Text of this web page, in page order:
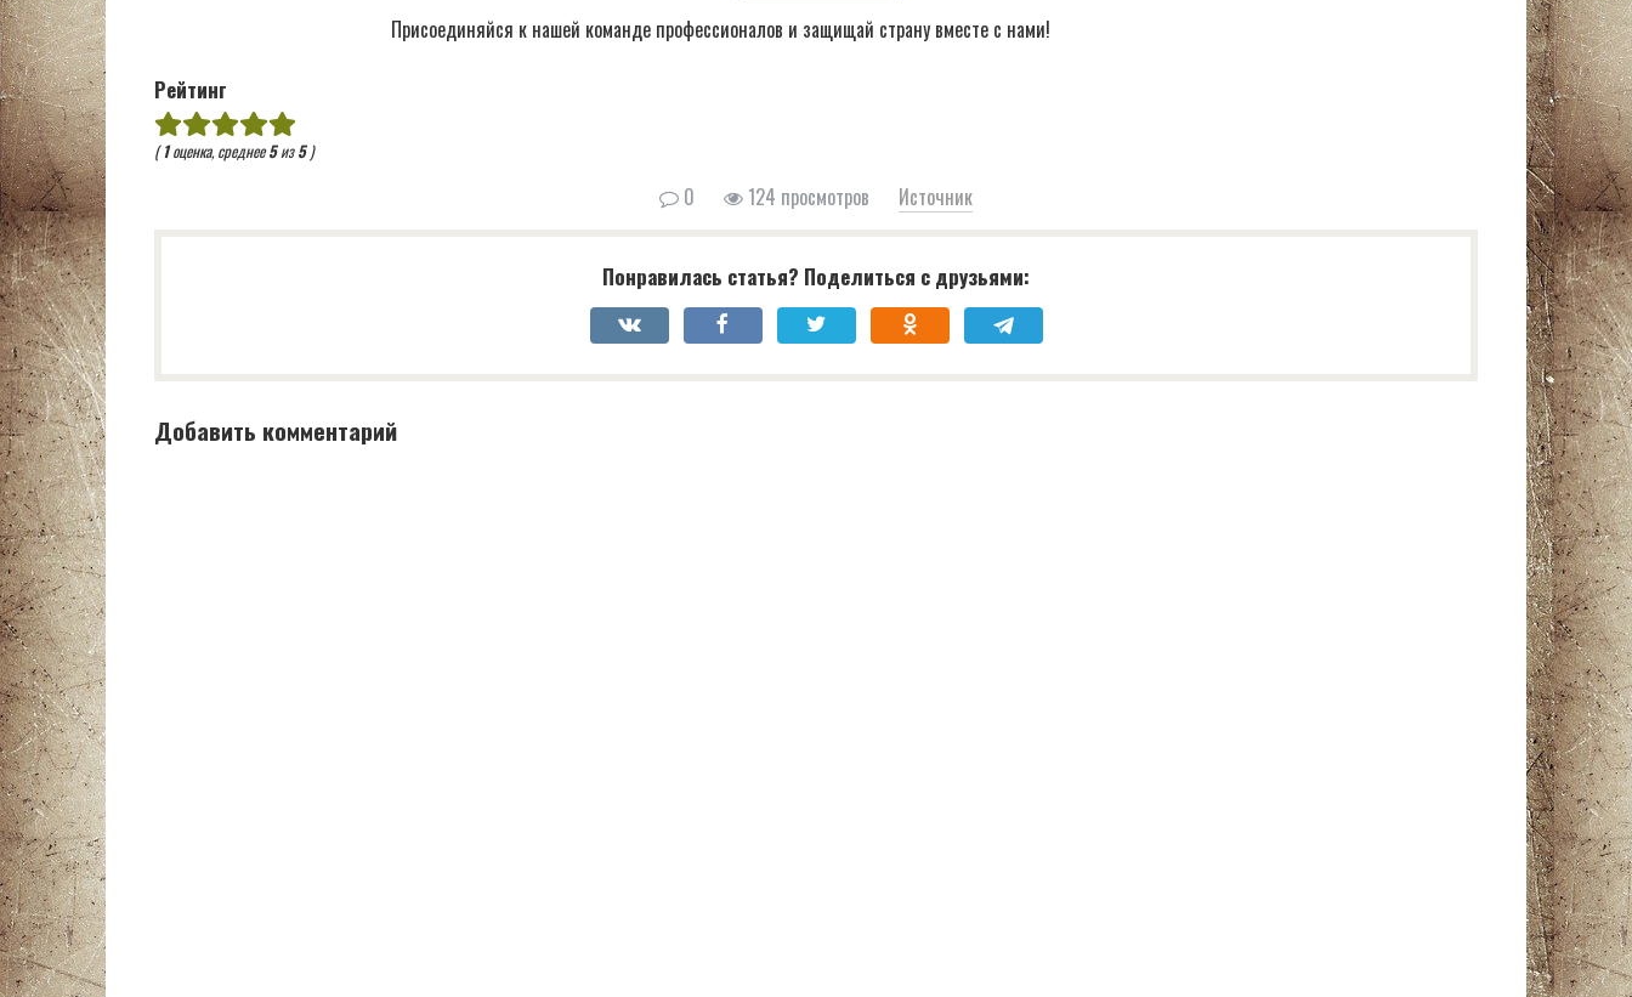
Присоединяйся к нашей команде профессионалов и защищай страну вместе с нами!
Рейтинг
(1оценка, среднее5из5)
0 124 просмотров Источник
Понравилась статья? Поделиться с друзьями:
Добавить комментарий